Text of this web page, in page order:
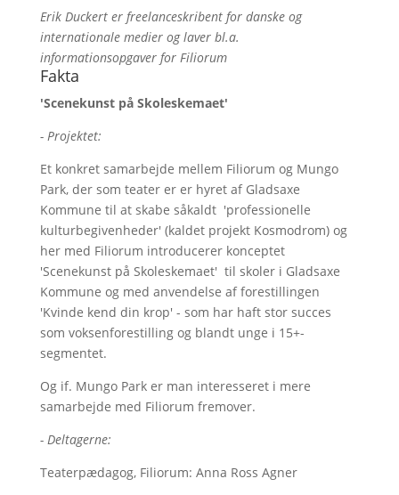
Erik Duckert er freelanceskribent for danske og
internationale medier og laver bl.a.
informationsopgaver for Filiorum
Fakta
'Scenekunst på Skoleskemaet'
- Projektet:
Et konkret samarbejde mellem Filiorum og Mungo
Park, der som teater er er hyret af Gladsaxe
Kommune til at skabe såkaldt 'professionelle
kulturbegivenheder' (kaldet projekt Kosmodrom) og
her med Filiorum introducerer konceptet
'Scenekunst på Skoleskemaet' til skoler i Gladsaxe
Kommune og med anvendelse af forestillingen
'Kvinde kend din krop' - som har haft stor succes
som voksenforestilling og blandt unge i 15+-
segmentet.
Og if. Mungo Park er man interesseret i mere
samarbejde med Filiorum fremover.
- Deltagerne:
Teaterpædagog, Filiorum: Anna Ross Agner